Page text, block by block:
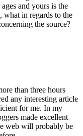
and yours is the
what in regards to the
the source?
than three hours
any interesting article
for me. In my
made excellent
web will probably be